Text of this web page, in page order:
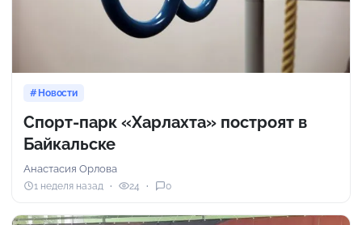
Новости
Спорт-парк «Харлахта» построят в
Байкальске
Анастасия Орлова
1 неделя назад 24 0